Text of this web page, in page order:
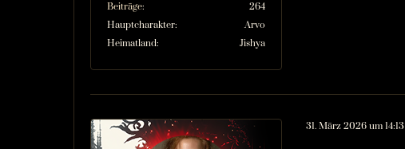
Beiträge
264
Hauptcharakter
Arvo
Heimatland
Jishya
31. März 2026 um 14:13